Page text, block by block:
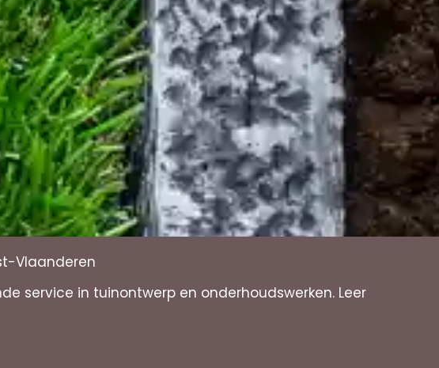
Vlaanderen
service in tuinontwerp en onderhoudswerken. Leer